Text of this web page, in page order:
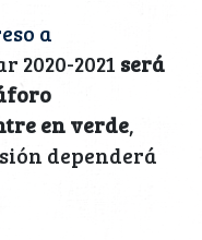
a
2020-2021 será
en verde,
dependerá